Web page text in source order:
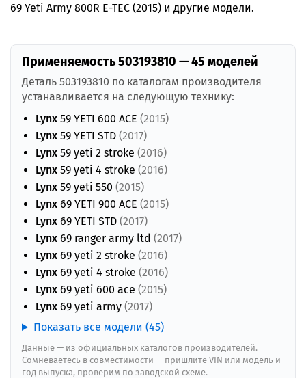
69 Yeti Army 800R E-TEC (2015) и другие модели.
Применяемость 503193810 — 45 моделей
Деталь 503193810 по каталогам производителя
устанавливается на следующую технику:
Lynx 59 YETI 600 ACE (2015)
Lynx 59 YETI STD (2017)
Lynx 59 yeti 2 stroke (2016)
Lynx 59 yeti 4 stroke (2016)
Lynx 59 yeti 550 (2015)
Lynx 69 YETI 900 ACE (2015)
Lynx 69 YETI STD (2017)
Lynx 69 ranger army ltd (2017)
Lynx 69 yeti 2 stroke (2016)
Lynx 69 yeti 4 stroke (2016)
Lynx 69 yeti 600 ace (2015)
Lynx 69 yeti army (2017)
Показать все модели (45)
Данные — из официальных каталогов производителей.
Сомневаетесь в совместимости — пришлите VIN или модель и
год выпуска, проверим по заводской схеме.